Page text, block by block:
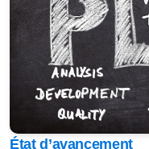
État d’avancement